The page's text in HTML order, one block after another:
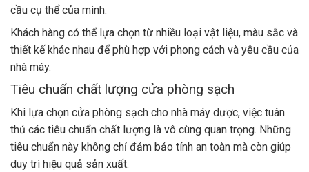
cầu cụ thể của mình.
Khách hàng có thể lựa chọn từ nhiều loại vật liệu, màu sắc và
thiết kế khác nhau để phù hợp với phong cách và yêu cầu của
nhà máy.
Tiêu chuẩn chất lượng cửa phòng sạch
Khi lựa chọn cửa phòng sạch cho nhà máy dược, việc tuân
thủ các tiêu chuẩn chất lượng là vô cùng quan trọng. Những
tiêu chuẩn này không chỉ đảm bảo tính an toàn mà còn giúp
duy trì hiệu quả sản xuất.